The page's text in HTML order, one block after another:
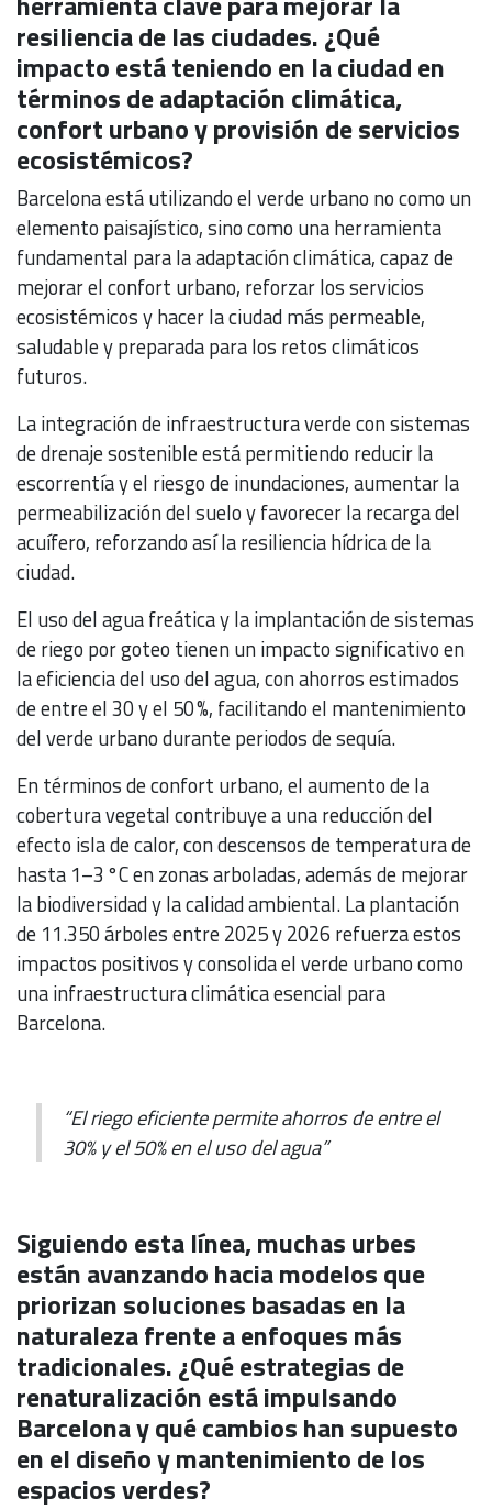
resiliencia de las ciudades. ¿Qué
impacto está teniendo en la ciudad en
términos de adaptación climática,
confort urbano y provisión de servicios
ecosistémicos?
Barcelona está utilizando el verde urbano no como un
elemento paisajístico, sino como una herramienta
fundamental para la adaptación climática, capaz de
mejorar el confort urbano, reforzar los servicios
ecosistémicos y hacer la ciudad más permeable,
saludable y preparada para los retos climáticos
futuros.
La integración de infraestructura verde con sistemas
de drenaje sostenible está permitiendo reducir la
escorrentía y el riesgo de inundaciones, aumentar la
permeabilización del suelo y favorecer la recarga del
acuífero, reforzando así la resiliencia hídrica de la
ciudad.
El uso del agua freática y la implantación de sistemas
de riego por goteo tienen un impacto significativo en
la eficiencia del uso del agua, con ahorros estimados
de entre el 30 y el 50 %, facilitando el mantenimiento
del verde urbano durante periodos de sequía.
En términos de confort urbano, el aumento de la
cobertura vegetal contribuye a una reducción del
efecto isla de calor, con descensos de temperatura de
hasta 1–3 °C en zonas arboladas, además de mejorar
la biodiversidad y la calidad ambiental. La plantación
de 11.350 árboles entre 2025 y 2026 refuerza estos
impactos positivos y consolida el verde urbano como
una infraestructura climática esencial para
Barcelona.
“El riego eficiente permite ahorros de entre el
30% y el 50% en el uso del agua”
Siguiendo esta línea, muchas urbes
están avanzando hacia modelos que
priorizan soluciones basadas en la
naturaleza frente a enfoques más
tradicionales. ¿Qué estrategias de
renaturalización está impulsando
Barcelona y qué cambios han supuesto
en el diseño y mantenimiento de los
espacios verdes?